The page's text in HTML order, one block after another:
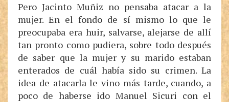
Pero Jacinto Muñiz no pensaba atacar a la
mujer. En el fondo de sí mismo lo que le
preocupaba era huir, salvarse, alejarse de allí
tan pronto como pudiera, sobre todo después
de saber que la mujer y su marido estaban
enterados de cuál había sido su crimen. La
idea de atacarla le vino más tarde, cuando, a
poco de haberse ido Manuel Sicuri con el